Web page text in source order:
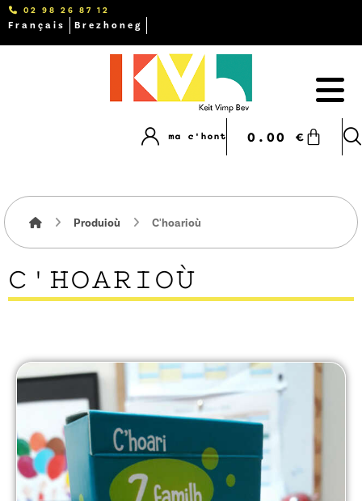
Français Brezhoneg
02 98 26 87 12
0.00 €
ma c'hont
Produioù C'hoarioù
C'HOARIOÙ